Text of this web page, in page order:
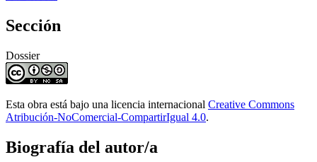
Sección
Dossier
Esta obra está bajo una licencia internacional Creative Commons
Atribución-NoComercial-CompartirIgual 4.0.
Biografía del autor/a